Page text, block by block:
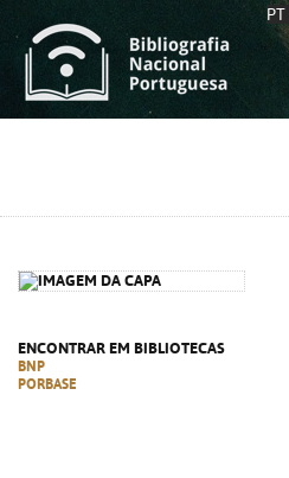
PT
ENCONTRAR EM BIBLIOTECAS
BNP
PORBASE